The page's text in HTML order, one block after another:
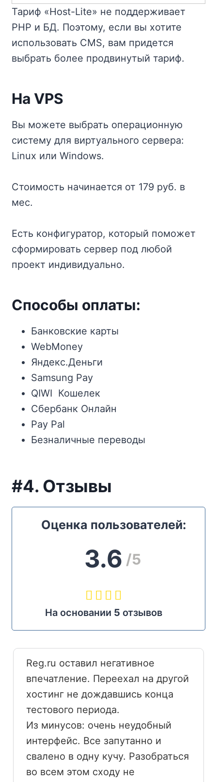
Тариф «Host-Lite» не поддерживает
PHP и БД. Поэтому, если вы хотите
использовать CMS, вам придется
выбрать более продвинутый тариф.
На VPS
Вы можете выбрать операционную
систему для виртуального сервера:
Linux или Windows.
Стоимость начинается от 179 руб. в
мес.
Есть конфигуратор, который поможет
сформировать сервер под любой
проект индивидуально.
Способы оплаты:
Банковские карты
WebMoney
Яндекс.Деньги
Samsung Pay
QIWI Кошелек
Сбербанк Онлайн
Pay Pal
Безналичные переводы
#4. Отзывы
Оценка пользователей:
3.6 /5
На основании 5 отзывов
Reg.ru оставил негативное
впечатление. Переехал на другой
хостинг не дождавшись конца
тестового периода.
Из минусов: очень неудобный
интерфейс. Все запутанно и
свалено в одну кучу. Разобраться
во всем этом сходу не